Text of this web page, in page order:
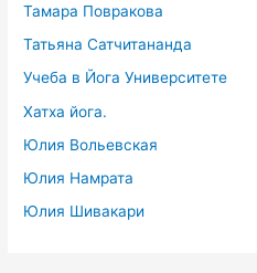
Тамара Повракова
Татьяна Сатчитананда
Учеба в Йога Университете
Хатха йога.
Юлия Вольевская
Юлия Намрата
Юлия Шивакари